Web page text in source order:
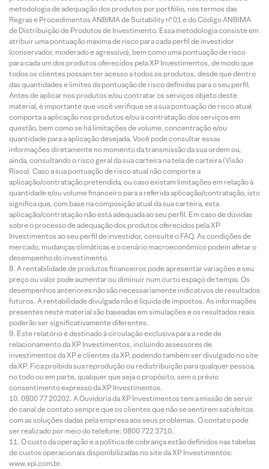
metodologia de adequação dos produtos por portfólio, nos termos das
Regras e Procedimentos ANBIMA de Suitability nº 01 e do Código ANBIMA
de Distribuição de Produtos de Investimento. Essa metodologia consiste em
atribuir uma pontuação máxima de risco para cada perfil de investidor
(conservador, moderado e agressivo), bem como uma pontuação de risco
para cada um dos produtos oferecidos pela XP Investimentos, de modo que
todos os clientes possam ter acesso a todos os produtos, desde que dentro
das quantidades e limites da pontuação de risco definidas para o seu perfil.
Antes de aplicar nos produtos e/ou contratar os serviços objeto deste
material, é importante que você verifique se a sua pontuação de risco atual
comporta a aplicação nos produtos e/ou a contratação dos serviços em
questão, bem como se há limitações de volume, concentração e/ou
quantidade para a aplicação desejada. Você pode consultar essas
informações diretamente no momento da transmissão da sua ordem ou,
ainda, consultando o risco geral da sua carteira na tela de carteira (Visão
Risco). Caso a sua pontuação de risco atual não comporte a
aplicação/contratação pretendida, ou caso existam limitações em relação à
quantidade e/ou volume financeiro para a referida aplicação/contratação, isto
significa que, com base na composição atual da sua carteira, esta
aplicação/contratação não está adequada ao seu perfil. Em caso de dúvidas
sobre o processo de adequação dos produtos oferecidos pela XP
Investimentos ao seu perfil de investidor, consulte o FAQ. As condições de
mercado, mudanças climáticas e o cenário macroeconômico podem afetar o
desempenho do investimento.
A rentabilidade de produtos financeiros pode apresentar variações e seu
preço ou valor pode aumentar ou diminuir num curto espaço de tempo. Os
desempenhos anteriores não são necessariamente indicativos de resultados
futuros. A rentabilidade divulgada não é líquida de impostos. As informações
presentes neste material são baseadas em simulações e os resultados reais
poderão ser significativamente diferentes.
Este relatório é destinado à circulação exclusiva para a rede de
relacionamento da XP Investimentos, incluindo assessores de
investimentos da XP e clientes da XP, podendo também ser divulgado no site
da XP. Fica proibida sua reprodução ou redistribuição para qualquer pessoa,
no todo ou em parte, qualquer que seja o propósito, sem o prévio
consentimento expresso da XP Investimentos.
0800 77 20202. A Ouvidoria da XP Investimentos tem a missão de servir
de canal de contato sempre que os clientes que não se sentirem satisfeitos
com as soluções dadas pela empresa aos seus problemas. O contato pode
ser realizado por meio do telefone: 0800 722 3710.
O custo da operação e a política de cobrança estão definidos nas tabelas
de custos operacionais disponibilizadas no site da XP Investimentos:
www.xpi.com.br.